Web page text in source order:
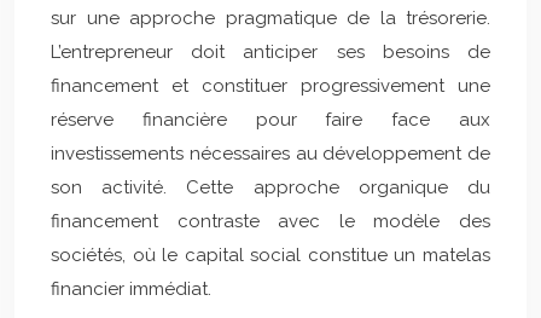
sur une approche pragmatique de la trésorerie.
L’entrepreneur doit anticiper ses besoins de
financement et constituer progressivement une
réserve financière pour faire face aux
investissements nécessaires au développement de
son activité. Cette approche organique du
financement contraste avec le modèle des
sociétés, où le capital social constitue un matelas
financier immédiat.